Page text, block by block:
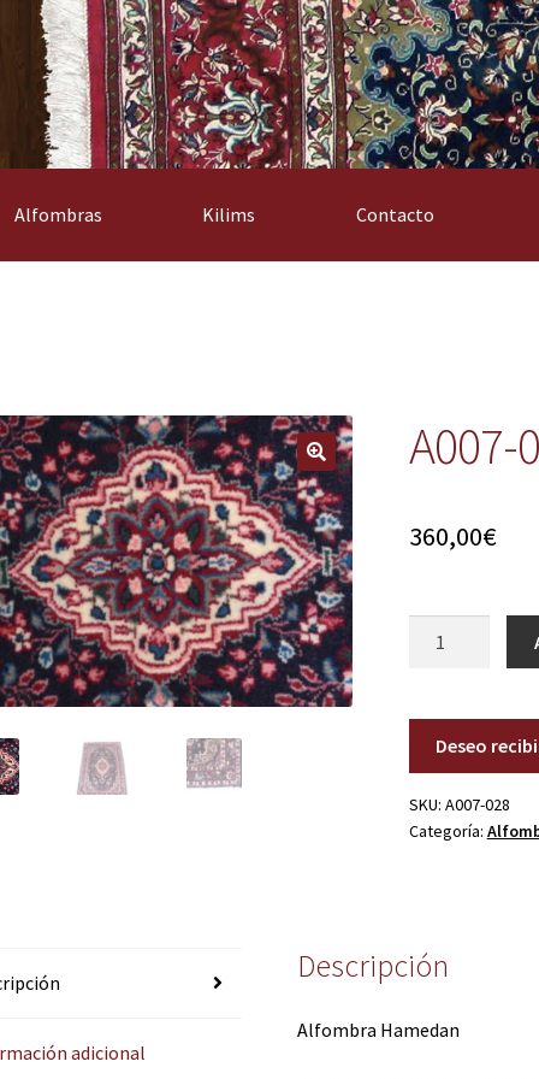
Alfombras Kilims Contacto
A007-
360,00€
Deseo
SKU: A007-028
Categoría:
adicional
Descripción
Alfombra Hamedan